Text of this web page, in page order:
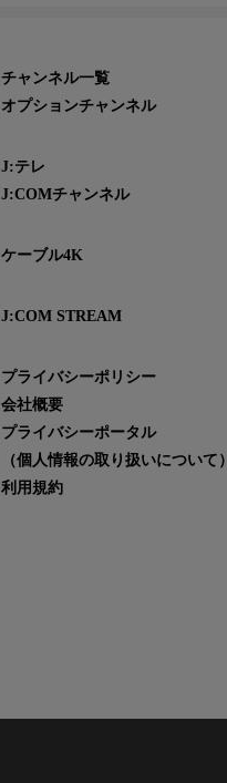
チャンネル一覧
オプションチャンネル
J:テレ
J:COMチャンネル
ケーブル4K
J:COM STREAM
プライバシーポリシー
会社概要
プライバシーポータル
（個人情報の取り扱いについて）
利用規約